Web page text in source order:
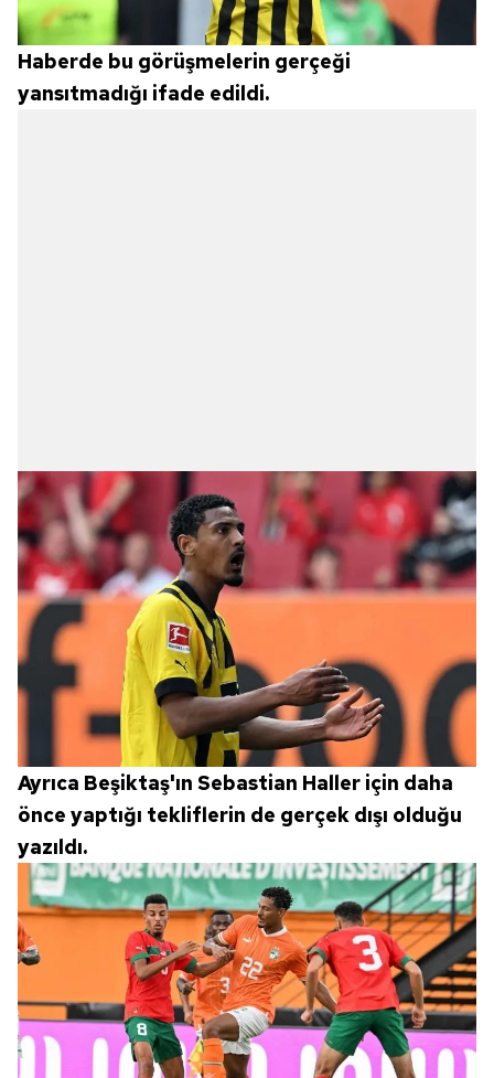
Haberde bu görüşmelerin gerçeği
yansıtmadığı ifade edildi.
Ayrıca Beşiktaş'ın Sebastian Haller için daha
önce yaptığı tekliflerin de gerçek dışı olduğu
yazıldı.